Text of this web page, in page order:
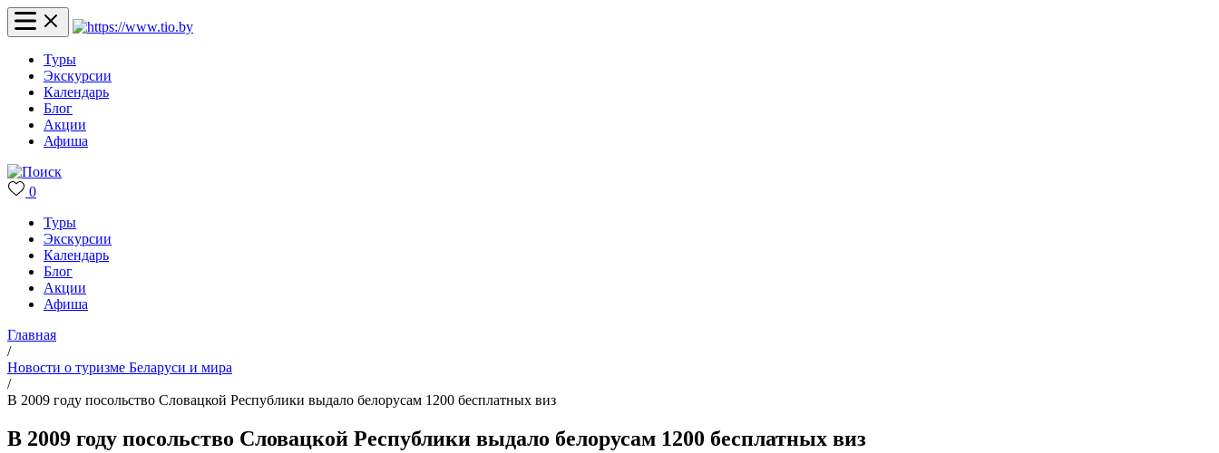
Туры
Экскурсии
Календарь
Блог
Акции
Афиша
0
Туры
Экскурсии
Календарь
Блог
Акции
Афиша
Главная
/
Новости о туризме Беларуси и мира
/
В 2009 году посольство Словацкой Республики выдало белорусам 1200 бесплатных виз
В 2009 году посольство Словацкой Республики выдало белорусам 1200 бесплатных виз